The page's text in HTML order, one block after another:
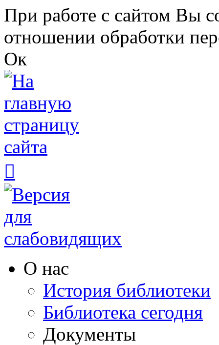
Перейти к основному содержанию
При работе с сайтом Вы
отношении обработки
Ок

О нас
История библиотеки
Библиотека сегодня
Документы